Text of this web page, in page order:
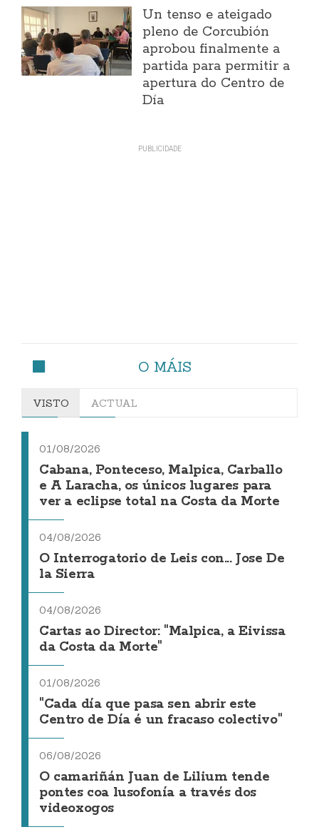
Un tenso e ateigado
pleno de Corcubión
aprobou finalmente a
partida para permitir a
apertura do Centro de
Día
O MÁIS
VISTO ACTUAL
01/08/2026
Cabana, Ponteceso, Malpica, Carballo
e A Laracha, os únicos lugares para
ver a eclipse total na Costa da Morte
04/08/2026
O Interrogatorio de Leis con... Jose De
la Sierra
04/08/2026
Cartas ao Director: "Malpica, a Eivissa
da Costa da Morte"
01/08/2026
"Cada día que pasa sen abrir este
Centro de Día é un fracaso colectivo"
06/08/2026
O camariñán Juan de Lilium tende
pontes coa lusofonía a través dos
videoxogos